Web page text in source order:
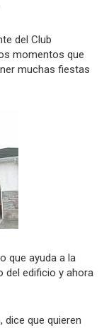
del Club
momentos que
muchas fiestas
que ayuda a la
del edificio y ahora
dice que quieren